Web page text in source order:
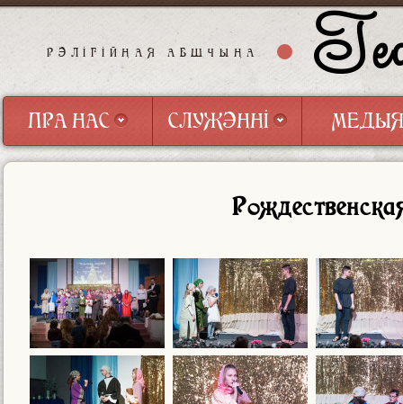
РЭЛІГІЙНАЯ АБШЧЫНА
ПРА НАС СЛУЖЭННІ
МЕДЫЯ
МЕДЫЯ